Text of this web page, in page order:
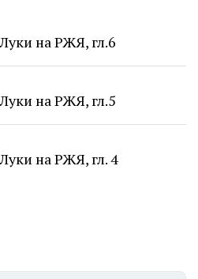
на РЖЯ, гл.6
на РЖЯ, гл.5
на РЖЯ, гл. 4